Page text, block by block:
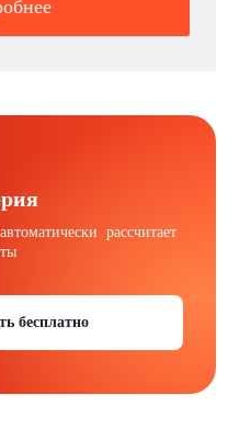
рассчитает
бесплатно